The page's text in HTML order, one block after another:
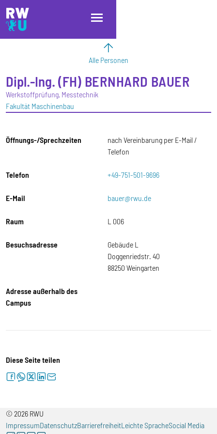
Direkt zum Inhalt
Direkt zur Hauptnavigation
Direkt zum Fußbereich
Alle Personen
Dipl.-Ing. (FH) BERNHARD BAUER
Werkstoffprüfung, Messtechnik
Fakultät Maschinenbau
Öffnungs-/Sprechzeiten
nach Vereinbarung per E-Mail /
Telefon
Telefon +49-751-501-9696
E-Mail bauer@rwu.de
Raum L 006
Besuchsadresse
Gebäude L
Doggenriedstr. 40
88250 Weingarten
Adresse außerhalb des
Campus
Diese Seite teilen
facebookwhatsapptwitterlinkedinletter
© 2026 RWU
ImpressumDatenschutzBarrierefreiheitLeichte SpracheSocial Media